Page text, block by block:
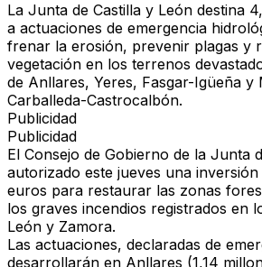
La Junta de Castilla y León destina
a actuaciones de emergencia
frenar la erosión, prevenir plagas y
vegetación en los terrenos
de Anllares, Yeres, Fasgar-Igüeña y
Carballeda-Castrocalbón.
Publicidad
Publicidad
El Consejo de Gobierno de la Junta
autorizado este jueves una
euros para restaurar las zonas
los graves incendios registrados en
León y Zamora.
Las actuaciones, declaradas de
desarrollarán en Anllares (1,14